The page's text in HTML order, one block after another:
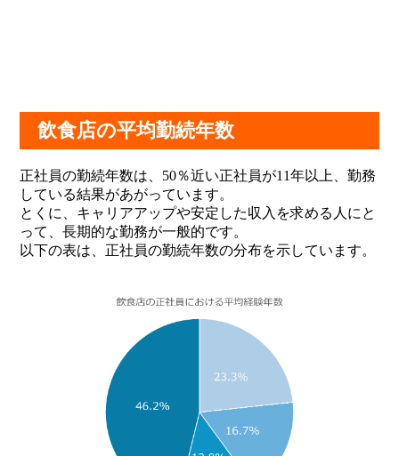
飲食店の平均勤続年数
正社員の勤続年数は、50％近い正社員が11年以上、勤務
している結果があがっています。
とくに、キャリアアップや安定した収入を求める人にと
って、長期的な勤務が一般的です。
以下の表は、正社員の勤続年数の分布を示しています。